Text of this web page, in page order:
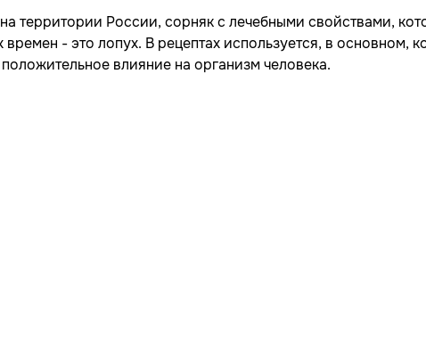
территории России, сорняк с лечебными свойствами,
- это лопух. В рецептах используется, в основном,
влияние на организм человека.